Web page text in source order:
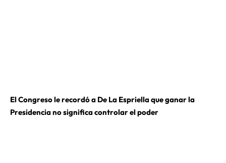
El Congreso le recordó a De La Espriella que ganar la
Presidencia no significa controlar el poder